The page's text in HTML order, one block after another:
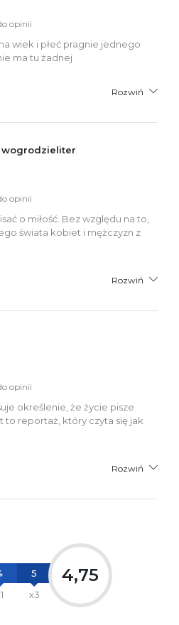
opinii
wiek i płeć pragnie jednego
ma tu żadnej
Rozwiń
wogrodzieliter
opinii
o miłość. Bez względu na to,
świata kobiet i mężczyzn z
Rozwiń
opinii
określenie, że życie pisze
to reportaż, który czyta się jak
Rozwiń
5
x3
4,75